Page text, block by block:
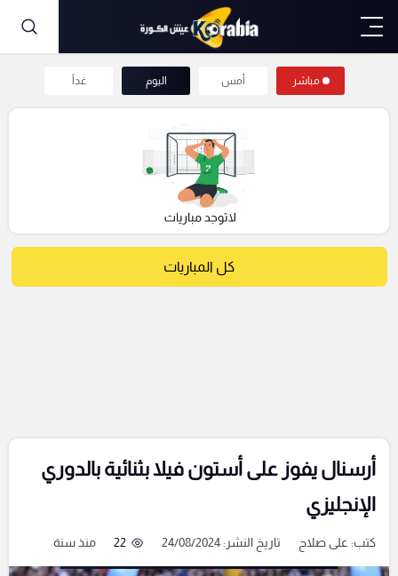
مباشر أمس اليوم غداً
كل المباريات
أرسنال يفوز على أستون فيلا بثنائية بالدوري
الإنجليزي
كتب: على صلاح تاريخ النشر: 24/08/2024 22 منذ سنة